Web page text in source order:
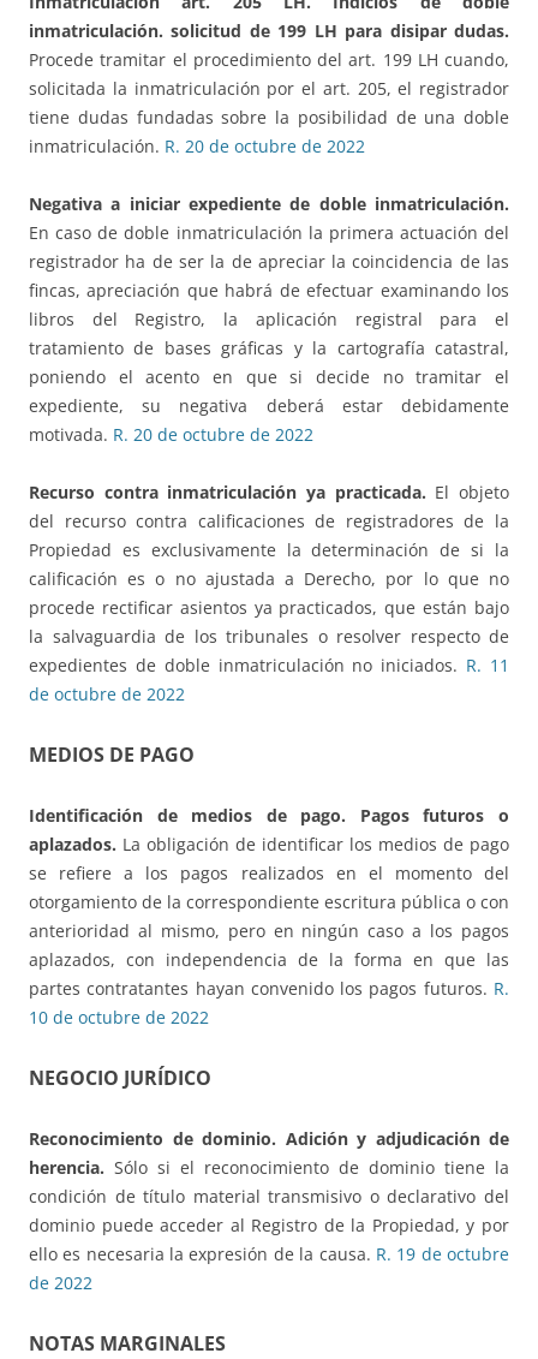
inmatriculación. solicitud de 199 LH para disipar dudas.
Procede tramitar el procedimiento del art. 199 LH cuando,
solicitada la inmatriculación por el art. 205, el registrador
tiene dudas fundadas sobre la posibilidad de una doble
inmatriculación. R. 20 de octubre de 2022
Negativa a iniciar expediente de doble inmatriculación.
En caso de doble inmatriculación la primera actuación del
registrador ha de ser la de apreciar la coincidencia de las
fincas, apreciación que habrá de efectuar examinando los
libros del Registro, la aplicación registral para el
tratamiento de bases gráficas y la cartografía catastral,
poniendo el acento en que si decide no tramitar el
expediente, su negativa deberá estar debidamente
motivada. R. 20 de octubre de 2022
Recurso contra inmatriculación ya practicada. El objeto
del recurso contra calificaciones de registradores de la
Propiedad es exclusivamente la determinación de si la
calificación es o no ajustada a Derecho, por lo que no
procede rectificar asientos ya practicados, que están bajo
la salvaguardia de los tribunales o resolver respecto de
expedientes de doble inmatriculación no iniciados. R. 11
de octubre de 2022
MEDIOS DE PAGO
Identificación de medios de pago. Pagos futuros o
aplazados. La obligación de identificar los medios de pago
se refiere a los pagos realizados en el momento del
otorgamiento de la correspondiente escritura pública o con
anterioridad al mismo, pero en ningún caso a los pagos
aplazados, con independencia de la forma en que las
partes contratantes hayan convenido los pagos futuros. R.
10 de octubre de 2022
NEGOCIO JURÍDICO
Reconocimiento de dominio. Adición y adjudicación de
herencia. Sólo si el reconocimiento de dominio tiene la
condición de título material transmisivo o declarativo del
dominio puede acceder al Registro de la Propiedad, y por
ello es necesaria la expresión de la causa. R. 19 de octubre
de 2022
NOTAS MARGINALES